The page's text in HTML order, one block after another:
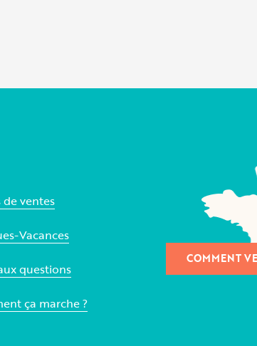
de ventes
Vacances
questions
ça marche ?
COMMENT